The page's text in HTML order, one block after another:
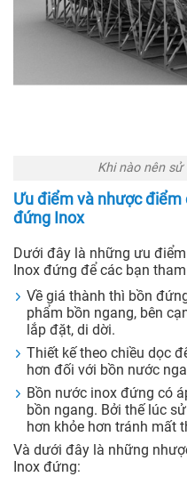
Khi nào nên
Ưu điểm và nhược
đứng Inox
Dưới đây là những ưu
Inox đứng để các bạn
Về giá thành thì bồn
phẩm bồn ngang, bên
lắp đặt, di dời.
Thiết kế theo chiều dọc
hơn đối với bồn nước
Bồn nước inox đứng có
bồn ngang. Bởi thế lúc
hơn khỏe hơn tránh mất
Và dưới đây là những
Inox đứng: